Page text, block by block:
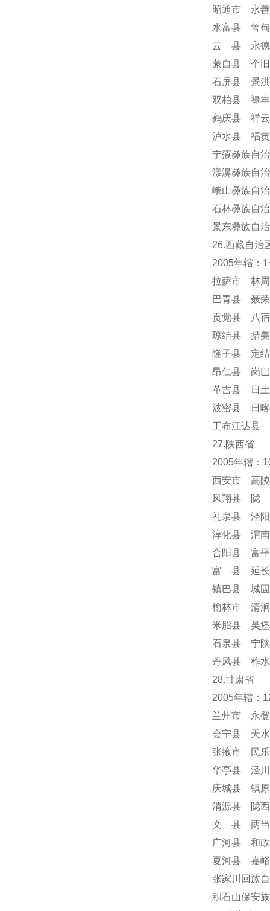
昭通市 永
水富县 鲁
云 县 永德
蒙自县 个
石屏县 景
双柏县 禄
鹤庆县 祥
泸水县 福
宁蒗彝族自
漾濞彝族自
峨山彝族自
石林彝族自
景东彝族自
26.西藏自治
2005年辖：
拉萨市 林
巴青县 聂
贡觉县 八
琼结县 措
隆子县 定
昂仁县 岗
革吉县 日
波密县 日
工布江达县
27.陕西省
2005年辖：
西安市 高
凤翔县 陇
礼泉县 泾
淳化县 渭
合阳县 富
富 县 延长
镇巴县 城
榆林市 清
米脂县 吴
石泉县 宁
丹凤县 柞
28.甘肃省
2005年辖：
兰州市 永
会宁县 天
张掖市 民
华亭县 泾
庆城县 镇
渭源县 陇
文 县 两
广河县 和
夏河县 嘉
张家川回族
积石山保安